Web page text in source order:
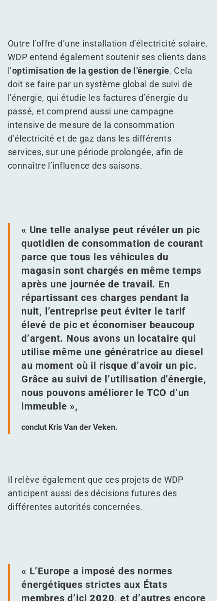
Outre l’offre d’une installation d’électricité solaire,
WDP entend également soutenir ses clients dans
l’optimisation de la gestion de l’énergie. Cela
doit se faire par un système global de suivi de
l’énergie, qui étudie les factures d’énergie du
passé, et comprend aussi une campagne
intensive de mesure de la consommation
d’électricité et de gaz dans les différents
services, sur une période prolongée, afin de
connaître l’influence des saisons.
« Une telle analyse peut révéler un pic
quotidien de consommation de courant
parce que tous les véhicules du
magasin sont chargés en même temps
après une journée de travail. En
répartissant ces charges pendant la
nuit, l’entreprise peut éviter le tarif
élevé de pic et économiser beaucoup
d’argent. Nous avons un locataire qui
utilise même une génératrice au diesel
au moment où il risque d’avoir un pic.
Grâce au suivi de l’utilisation d’énergie,
nous pouvons améliorer le TCO d’un
immeuble »,
conclut Kris Van der Veken.
Il relève également que ces projets de WDP
anticipent aussi des décisions futures des
différentes autorités concernées.
« L’Europe a imposé des normes
énergétiques strictes aux États
membres d’ici2020, et d’autres encore